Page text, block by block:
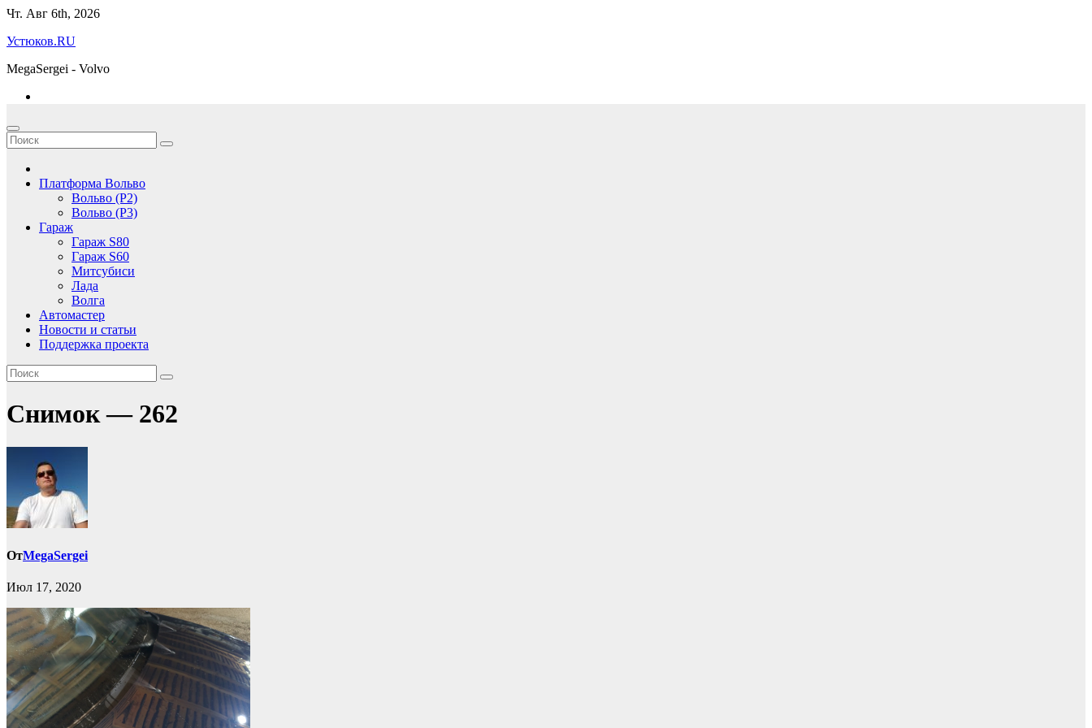
Перейти
содержимому
Чт. Авг 6th, 2026
Устюков.RU
MegaSergei - Volvo
Платформа Вольво
Вольво (P2)
Вольво (P3)
Гараж
Гараж S80
Гараж S60
Митсубиси
Лада
Волга
Автомастер
Новости и статьи
Поддержка проекта
Снимок — 262
ОтMegaSergei
Июл 17, 2020